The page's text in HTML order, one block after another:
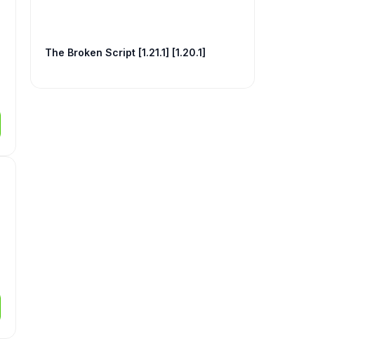
The Broken Script [1.21.1] [1.20.1]